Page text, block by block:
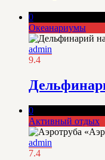
0
Океанариумы
admin
9.4
0
Активный отдых
admin
7.4